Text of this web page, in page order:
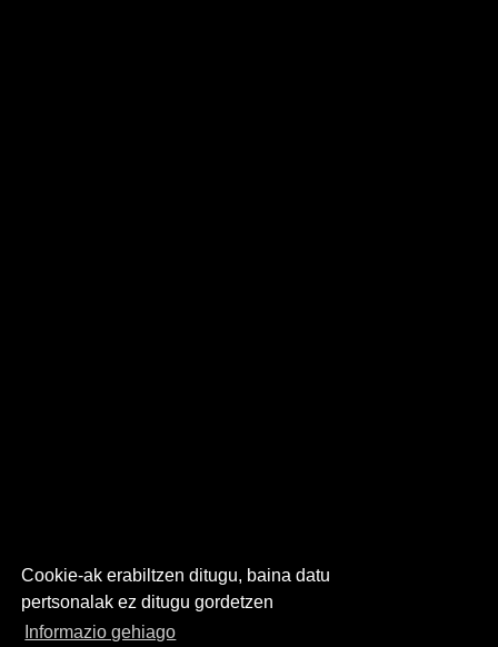
Cookie-ak erabiltzen ditugu, baina datu
pertsonalak ez ditugu gordetzen
Informazio gehiago